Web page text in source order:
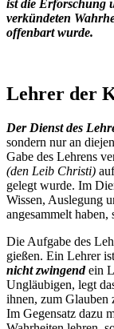
ist die Erforschung
verkündeten
offenbart wurde.
Lehrer der
Der Dienst des
sondern nur an
Gabe des Lehrens
(den Leib Christi)
gelegt wurde. Im
Wissen, Auslegung
angesammelt haben,
Die Aufgabe des
gießen. Ein Lehrer
nicht zwingendein
Ungläubigen, legt
ihnen, zum Glauben
Im Gegensatz dazu